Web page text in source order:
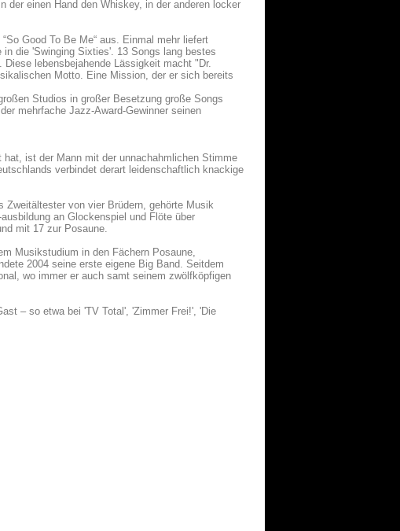
einen Hand den Whiskey, in der anderen locker
Good To Be Me“ aus. Einmal mehr liefert
die 'Swinging Sixties'. 13 Songs lang bestes
lebensbejahende Lässigkeit macht "Dr.
Motto. Eine Mission, der er sich bereits
Studios in großer Besetzung große Songs
mehrfache Jazz-Award-Gewinner seinen
hat, ist der Mann mit der unnachahmlichen Stimme
verbindet derart leidenschaftlich knackige
Zweitältester von vier Brüdern, gehörte Musik
an Glockenspiel und Flöte über
mit 17 zur Posaune.
Musikstudium in den Fächern Posaune,
2004 seine erste eigene Big Band. Seitdem
wo immer er auch samt seinem zwölfköpfigen
– so etwa bei 'TV Total', 'Zimmer Frei!', 'Die